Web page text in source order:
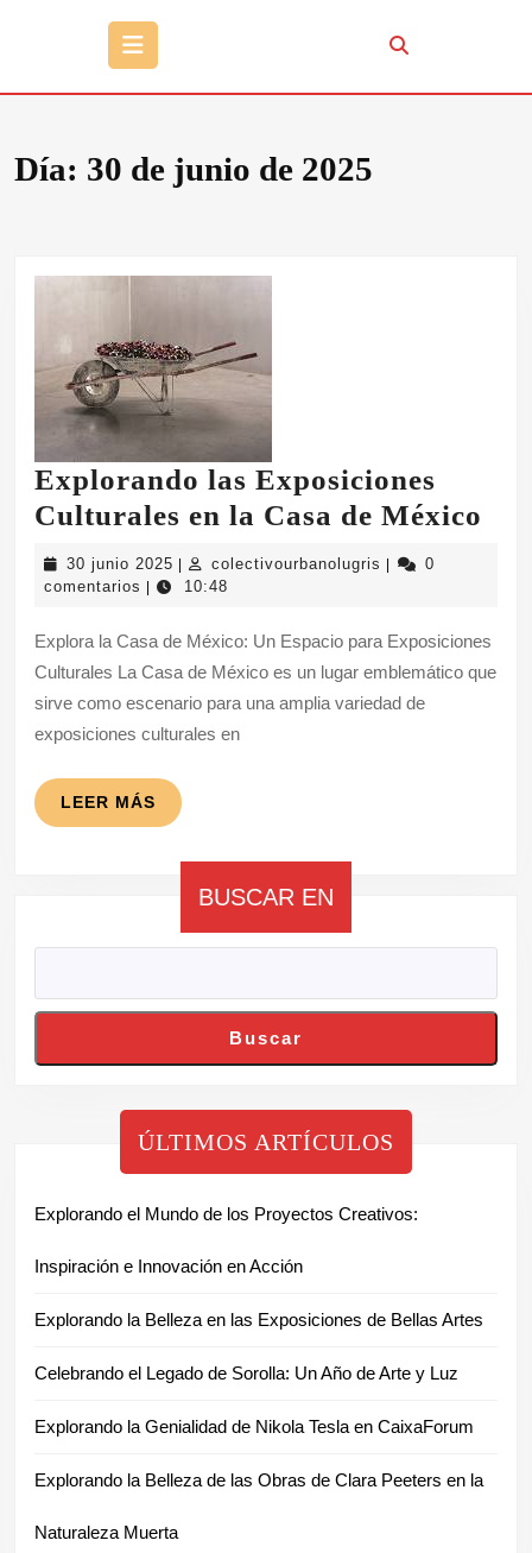
Botón
Día: 30 de junio de 2025
Explorando las Exposiciones
Culturales en la Casa de México
en
30 junio 2025 30
junio
colectivourbanolugris
0
comentarios
10:48
Explora la Casa de México: Un Espacio para Exposiciones
Culturales La Casa de México es un lugar emblemático que
sirve como escenario para una amplia variedad de
exposiciones culturales en
LEER MÁS LEER
MÁS
BUSCAR EN
Buscar
ÚLTIMOS ARTÍCULOS
Explorando el Mundo de los Proyectos Creativos:
Inspiración e Innovación en Acción
Explorando la Belleza en las Exposiciones de Bellas Artes
Celebrando el Legado de Sorolla: Un Año de Arte y Luz
Explorando la Genialidad de Nikola Tesla en CaixaForum
Explorando la Belleza de las Obras de Clara Peeters en la
Naturaleza Muerta